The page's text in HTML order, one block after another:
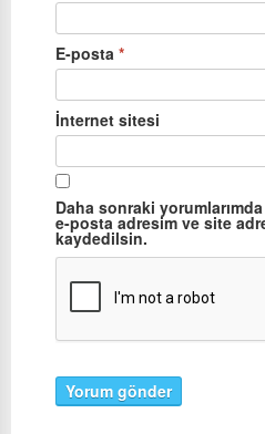
E-posta *
İnternet sitesi
Daha sonraki
e-posta adresim ve site
kaydedilsin.